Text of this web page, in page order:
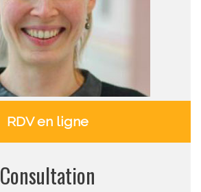
RDV en ligne
Consultation